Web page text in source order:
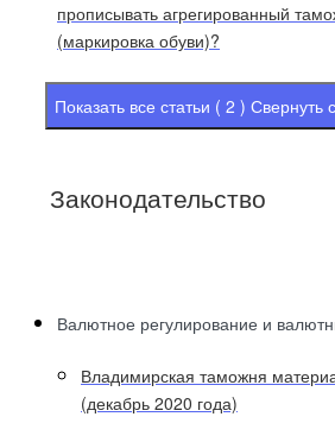
прописывать агрегированный
(маркировка обуви)?
Показать все статьи ( 2 ) Свернуть
Законодательство
Валютное регулирование и
Владимирская таможня
(декабрь 2020 года)